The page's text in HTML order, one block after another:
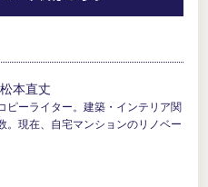
本直丈
ピーライター。建築・インテリア関
。現在、自宅マンションのリノベー